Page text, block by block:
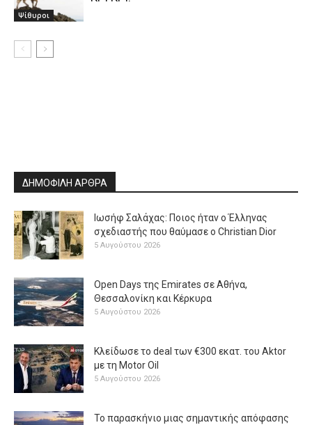
Ψίθυροι
ΔΗΜΟΦΙΛΗ ΑΡΘΡΑ
Ιωσήφ Σαλάχας: Ποιος ήταν ο Έλληνας
σχεδιαστής που θαύμασε ο Christian Dior
5 Αυγούστου 2026
Open Days της Emirates σε Αθήνα,
Θεσσαλονίκη και Κέρκυρα
5 Αυγούστου 2026
Κλείδωσε το deal των €300 εκατ. του Aktor
με τη Μotor Oil
5 Αυγούστου 2026
Το παρασκήνιο μιας σημαντικής απόφασης